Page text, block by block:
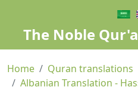
The Noble
Home
Quran translations
Albanian Translation -